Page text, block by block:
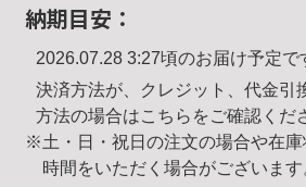
納期目安：
2026.07.28 3:27頃のお届け予定で
決済方法が、クレジット、代金引
方法の場合はこちら をご確認くだ
※土・日・祝日の注文の場合や在
時間をいただく場合がございます